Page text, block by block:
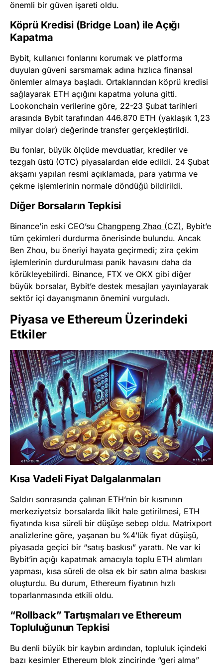
önemli bir güven işareti oldu.
Köprü Kredisi (Bridge Loan) ile Açığı
Kapatma
Bybit, kullanıcı fonlarını korumak ve platforma
duyulan güveni sarsmamak adına hızlıca finansal
önlemler almaya başladı. Ortaklarından köprü kredisi
sağlayarak ETH açığını kapatma yoluna gitti.
Lookonchain verilerine göre, 22-23 Şubat tarihleri
arasında Bybit tarafından 446.870 ETH (yaklaşık 1,23
milyar dolar) değerinde transfer gerçekleştirildi.
Bu fonlar, büyük ölçüde mevduatlar, krediler ve
tezgah üstü (OTC) piyasalardan elde edildi. 24 Şubat
akşamı yapılan resmi açıklamada, para yatırma ve
çekme işlemlerinin normale döndüğü bildirildi.
Diğer Borsaların Tepkisi
Binance’in eski CEO’su Changpeng Zhao (CZ), Bybit’e
tüm çekimleri durdurma önerisinde bulundu. Ancak
Ben Zhou, bu öneriyi hayata geçirmedi; zira çekim
işlemlerinin durdurulması panik havasını daha da
körükleyebilirdi. Binance, FTX ve OKX gibi diğer
büyük borsalar, Bybit’e destek mesajları yayınlayarak
sektör içi dayanışmanın önemini vurguladı.
Piyasa ve Ethereum Üzerindeki
Etkiler
Kısa Vadeli Fiyat Dalgalanmaları
Saldırı sonrasında çalınan ETH’nin bir kısmının
merkeziyetsiz borsalarda likit hale getirilmesi, ETH
fiyatında kısa süreli bir düşüşe sebep oldu. Matrixport
analizlerine göre, yaşanan bu %4’lük fiyat düşüşü,
piyasada geçici bir “satış baskısı” yarattı. Ne var ki
Bybit’in açığı kapatmak amacıyla toplu ETH alımları
yapması, kısa süreli de olsa ek bir satın alma baskısı
oluşturdu. Bu durum, Ethereum fiyatının hızlı
toparlanmasında etkili oldu.
“Rollback” Tartışmaları ve Ethereum
Topluluğunun Tepkisi
Bu denli büyük bir kaybın ardından, topluluk içindeki
bazı kesimler Ethereum blok zincirinde “geri alma”